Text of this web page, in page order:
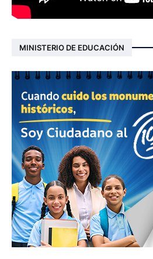
MINISTERIO DE EDUCACIÓN